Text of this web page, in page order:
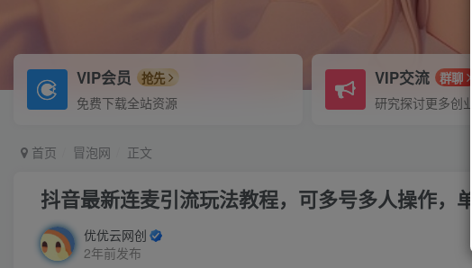
VIP会员 抢先
免费下载全站资源
VIP交流 群聊
研究探讨更多创
首页 冒泡网 正文
抖音最新连麦引流玩法教程，可多号多人操作，
优优云网创
2年前发布